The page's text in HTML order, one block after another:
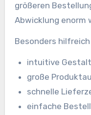
größeren
Abwicklung enorm
Besonders
intuitive
große
schnelle
einfache